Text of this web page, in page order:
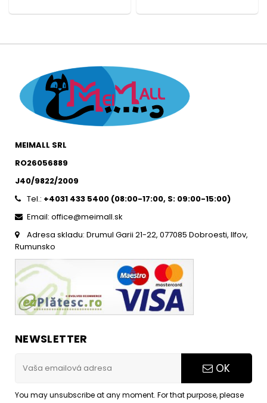
MEIMALL SRL
RO26056889
J40/9822/2009
Tel.: +4031 433 5400 (08:00-17:00, S: 09:00-15:00)
Email: office@meimall.sk
Adresa skladu: Drumul Garii 21-22, 077085 Dobroesti, Ilfov,
Rumunsko
NEWSLETTER
OK
You may unsubscribe at any moment. For that purpose, please